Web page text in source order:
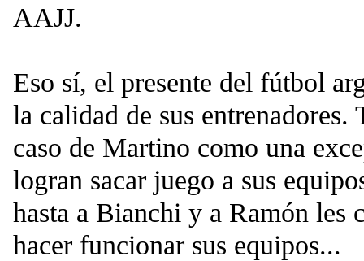
AAJJ.
Eso sí, el presente del fútbol
la calidad de sus entrenadores.
caso de Martino como una
logran sacar juego a sus
hasta a Bianchi y a Ramón les
hacer funcionar sus equipos...